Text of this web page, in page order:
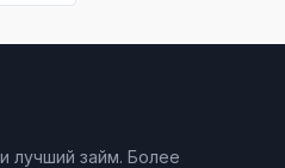
лучший займ. Более